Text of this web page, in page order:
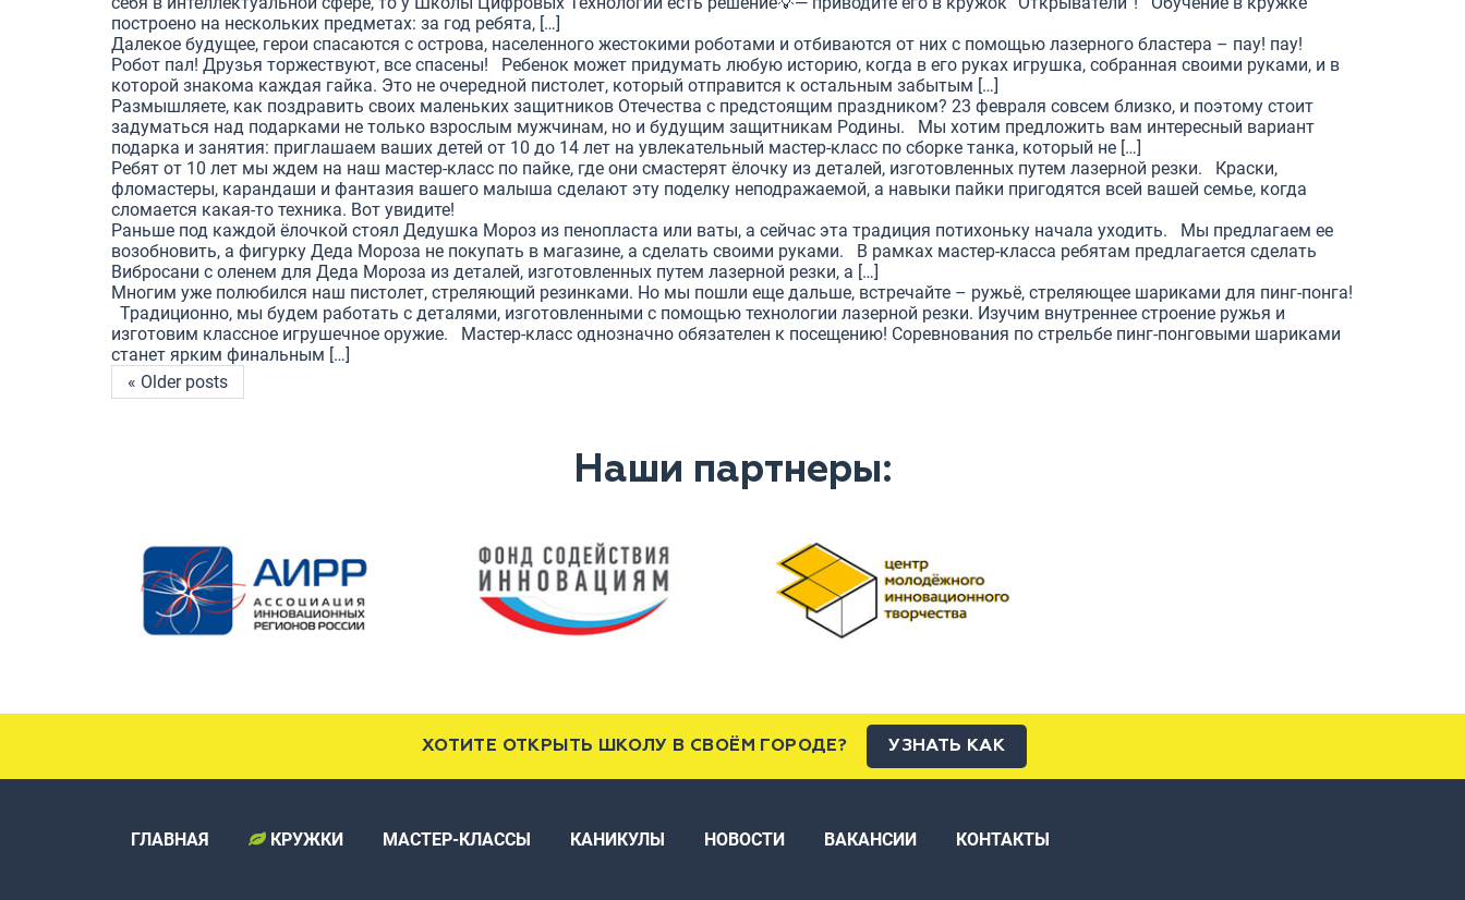
построено на нескольких предметах: за год ребята, […]
Далекое будущее, герои спасаются с острова, населенного жестокими роботами и отбиваются от них с помощью лазерного бластера – пау! пау!
Робот пал! Друзья торжествуют, все спасены! Ребенок может придумать любую историю, когда в его руках игрушка, собранная своими руками, и в
которой знакома каждая гайка. Это не очередной пистолет, который отправится к остальным забытым […]
Размышляете, как поздравить своих маленьких защитников Отечества с предстоящим праздником? 23 февраля совсем близко, и поэтому стоит
задуматься над подарками не только взрослым мужчинам, но и будущим защитникам Родины. Мы хотим предложить вам интересный вариант
подарка и занятия: приглашаем ваших детей от 10 до 14 лет на увлекательный мастер-класс по сборке танка, который не […]
Ребят от 10 лет мы ждем на наш мастер-класс по пайке, где они смастерят ёлочку из деталей, изготовленных путем лазерной резки. Краски,
фломастеры, карандаши и фантазия вашего малыша сделают эту поделку неподражаемой, а навыки пайки пригодятся всей вашей семье, когда
сломается какая-то техника. Вот увидите!
Раньше под каждой ёлочкой стоял Дедушка Мороз из пенопласта или ваты, а сейчас эта традиция потихоньку начала уходить. Мы предлагаем ее
возобновить, а фигурку Деда Мороза не покупать в магазине, а сделать своими руками. В рамках мастер-класса ребятам предлагается сделать
Вибросани с оленем для Деда Мороза из деталей, изготовленных путем лазерной резки, а […]
Многим уже полюбился наш пистолет, стреляющий резинками. Но мы пошли еще дальше, встречайте – ружьё, стреляющее шариками для пинг-понга!
Традиционно, мы будем работать с деталями, изготовленными с помощью технологии лазерной резки. Изучим внутреннее строение ружья и
изготовим классное игрушечное оружие. Мастер-класс однозначно обязателен к посещению! Соревнования по стрельбе пинг-понговыми шариками
станет ярким финальным […]
« Older posts
Наши партнеры:
ХОТИТЕ ОТКРЫТЬ ШКОЛУ В СВОЁМ ГОРОДЕ? УЗНАТЬ КАК
ГЛАВНАЯ КРУЖКИ МАСТЕР-КЛАССЫ КАНИКУЛЫ НОВОСТИ ВАКАНСИИ КОНТАКТЫ